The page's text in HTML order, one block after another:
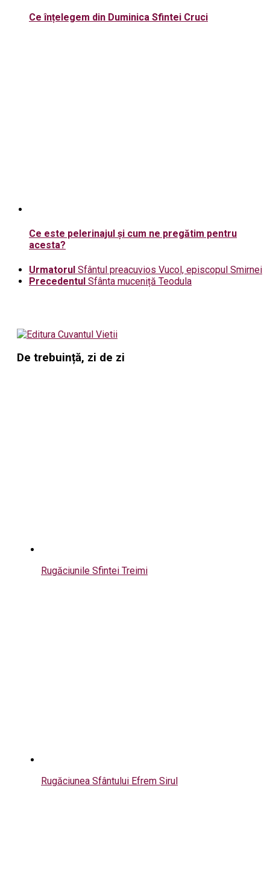
Ce înțelegem din Duminica Sfintei Cruci
Ce este pelerinajul şi cum ne pregătim pentru
acesta?
Urmatorul Sfântul preacuvios Vucol, episcopul Smirnei
Precedentul Sfânta muceniță Teodula
De trebuință, zi de zi
Rugăciunile Sfintei Treimi
Rugăciunea Sfântului Efrem Sirul